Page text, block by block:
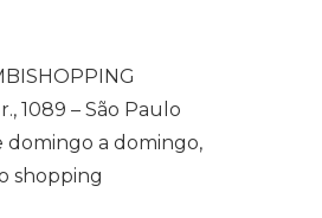
1089 – São Paulo
domingo a domingo,
shopping